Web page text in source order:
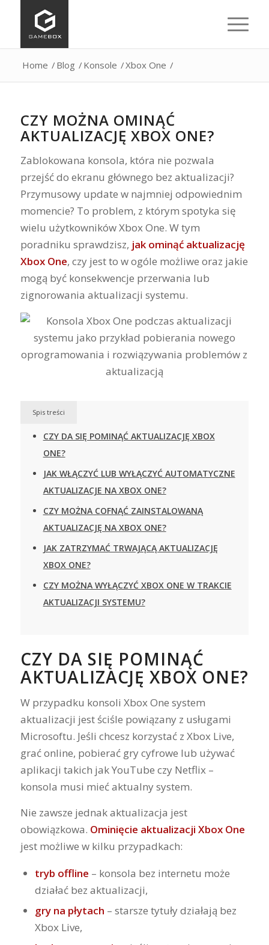
Home / Blog / Konsole /Xbox One /
CZY MOŻNA OMINĄĆ
AKTUALIZACJĘ XBOX ONE?
Zablokowana konsola, która nie pozwala
przejść do ekranu głównego bez aktualizacji?
Przymusowy update w najmniej odpowiednim
momencie? To problem, z którym spotyka się
wielu użytkowników Xbox One. W tym
poradniku sprawdzisz, jak ominąć aktualizację
Xbox One, czy jest to w ogóle możliwe oraz jakie
mogą być konsekwencje przerwania lub
zignorowania aktualizacji systemu.
Spis treści
CZY DA SIĘ POMINĄĆ AKTUALIZACJĘ XBOX
ONE?
JAK WŁĄCZYĆ LUB WYŁĄCZYĆ AUTOMATYCZNE
AKTUALIZACJE NA XBOX ONE?
CZY MOŻNA COFNĄĆ ZAINSTALOWANĄ
AKTUALIZACJĘ NA XBOX ONE?
JAK ZATRZYMAĆ TRWAJĄCĄ AKTUALIZACJĘ
XBOX ONE?
CZY MOŻNA WYŁĄCZYĆ XBOX ONE W TRAKCIE
AKTUALIZACJI SYSTEMU?
CZY DA SIĘ POMINĄĆ
AKTUALIZACJĘ XBOX ONE?
W przypadku konsoli Xbox One system
aktualizacji jest ściśle powiązany z usługami
Microsoftu. Jeśli chcesz korzystać z Xbox Live,
grać online, pobierać gry cyfrowe lub używać
aplikacji takich jak YouTube czy Netflix –
konsola musi mieć aktualny system.
Nie zawsze jednak aktualizacja jest
obowiązkowa. Ominięcie aktualizacji Xbox One
jest możliwe w kilku przypadkach:
tryb offline – konsola bez internetu może
działać bez aktualizacji,
gry na płytach – starsze tytuły działają bez
Xbox Live,